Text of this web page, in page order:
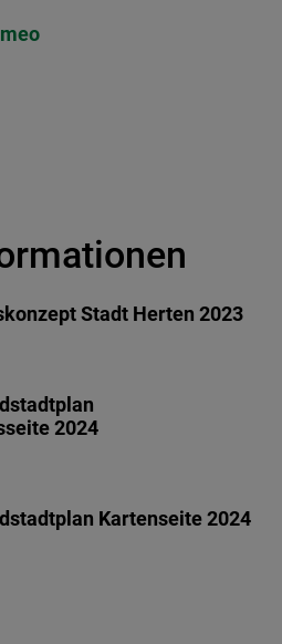
Stadt Herten 2023
2024
Kartenseite 2024